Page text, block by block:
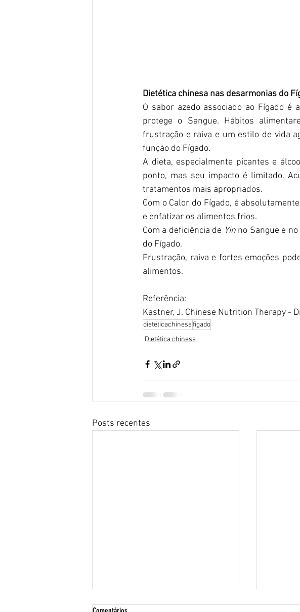
Dietética chinesa nas desarmonias do
O sabor azedo associado ao Fígado
protege o Sangue. Hábitos
frustração e raiva e um estilo de vida
função do Fígado.
A dieta, especialmente picantes e
ponto, mas seu impacto é limitado.
tratamentos mais apropriados.
Com o Calor do Fígado, é
e enfatizar os alimentos frios.
Com a deficiência de Yin no Sangue e
do Fígado.
Frustração, raiva e fortes emoções
alimentos.
Referência:
Kastner, J. Chinese Nutrition Therapy -
dieteticachinesafigado
Dietética chinesa
Posts recentes